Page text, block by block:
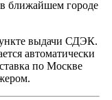
ближайшем городе
выдачи СДЭК.
автоматически
по Москве